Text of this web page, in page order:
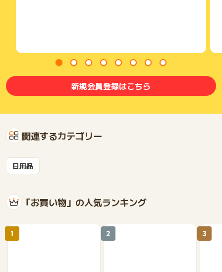
新規会員登録はこちら
関連するカテゴリー
日用品
「お買い物」の人気ランキング
1 2 3